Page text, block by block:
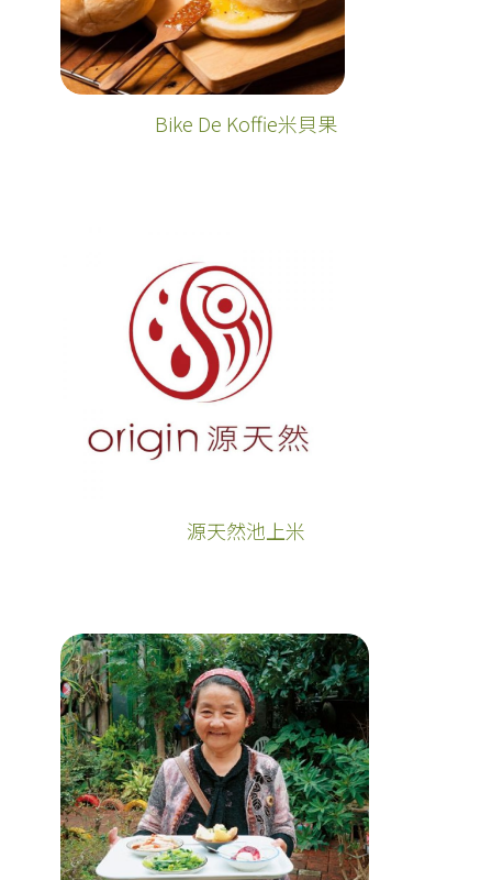
Bike De Koffie米貝果
源天然池上米